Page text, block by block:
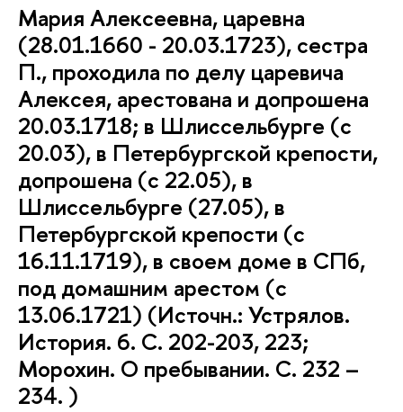
Мария Алексеевна, царевна
(28.01.1660 - 20.03.1723), сестра
П., проходила по делу царевича
Алексея, арестована и допрошена
20.03.1718; в Шлиссельбурге (с
20.03), в Петербургской крепости,
допрошена (с 22.05), в
Шлиссельбурге (27.05), в
Петербургской крепости (с
16.11.1719), в своем доме в СПб,
под домашним арестом (с
13.06.1721) (Источн.: Устрялов.
История. 6. С. 202-203, 223;
Морохин. О пребывании. С. 232 –
234. )